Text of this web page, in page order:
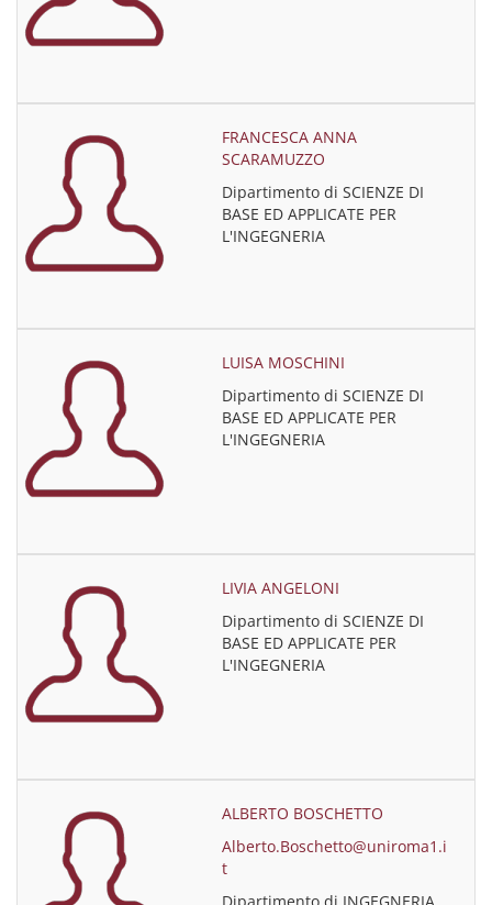
FRANCESCA ANNA
SCARAMUZZO
Dipartimento di SCIENZE DI
BASE ED APPLICATE PER
L'INGEGNERIA
LUISA MOSCHINI
Dipartimento di SCIENZE DI
BASE ED APPLICATE PER
L'INGEGNERIA
LIVIA ANGELONI
Dipartimento di SCIENZE DI
BASE ED APPLICATE PER
L'INGEGNERIA
ALBERTO BOSCHETTO
Alberto.Boschetto@uniroma1.i
t